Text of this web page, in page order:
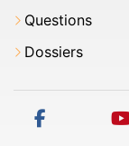
Questions
Dossiers
facebook